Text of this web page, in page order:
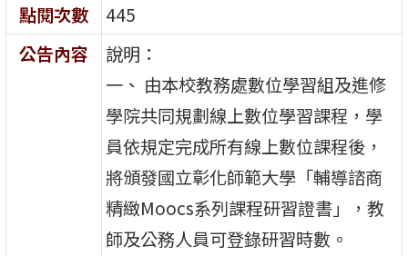
點閱次數
445
公告內容
說明：
一、 由本校教務處數位學習組及進修
學院共同規劃線上數位學習課程，學
員依規定完成所有線上數位課程後，
將頒發國立彰化師範大學「輔導諮商
精緻Moocs系列課程研習證書」，教
師及公務人員可登錄研習時數。